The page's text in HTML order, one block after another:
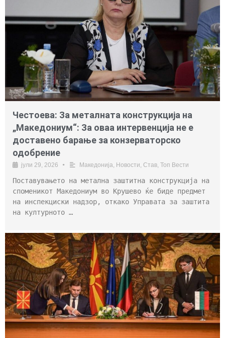
Честоева: За металната конструкција на
„Македониум“: За оваа интервенција не е
доставено барање за конзерваторско
одобрение
јули 29, 2026 • Македонија Новости Став Топ Вести
Поставувањето на метална заштитна конструкција на
споменикот Македониум во Крушево ќе биде предмет
на инспекциски надзор, откако Управата за заштита
на културното …